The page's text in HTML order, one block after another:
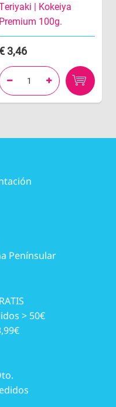
| Kokeiya
Premium 100g.
3,46
 
Penínsular
> 50€